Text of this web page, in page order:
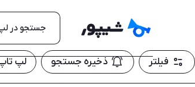
فیلتر ذخیره جستجو لپ